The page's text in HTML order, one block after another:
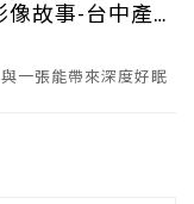
像故事-台中產
一張能帶來深度好眠